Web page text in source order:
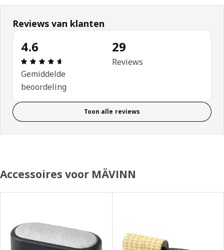
Reviews van klanten
4.6
Beoordeling: 4.6 van 5 sterren. Totaal
Gemiddelde
beoordeling
29
Reviews
Toon alle reviews
Accessoires voor MÄVINN